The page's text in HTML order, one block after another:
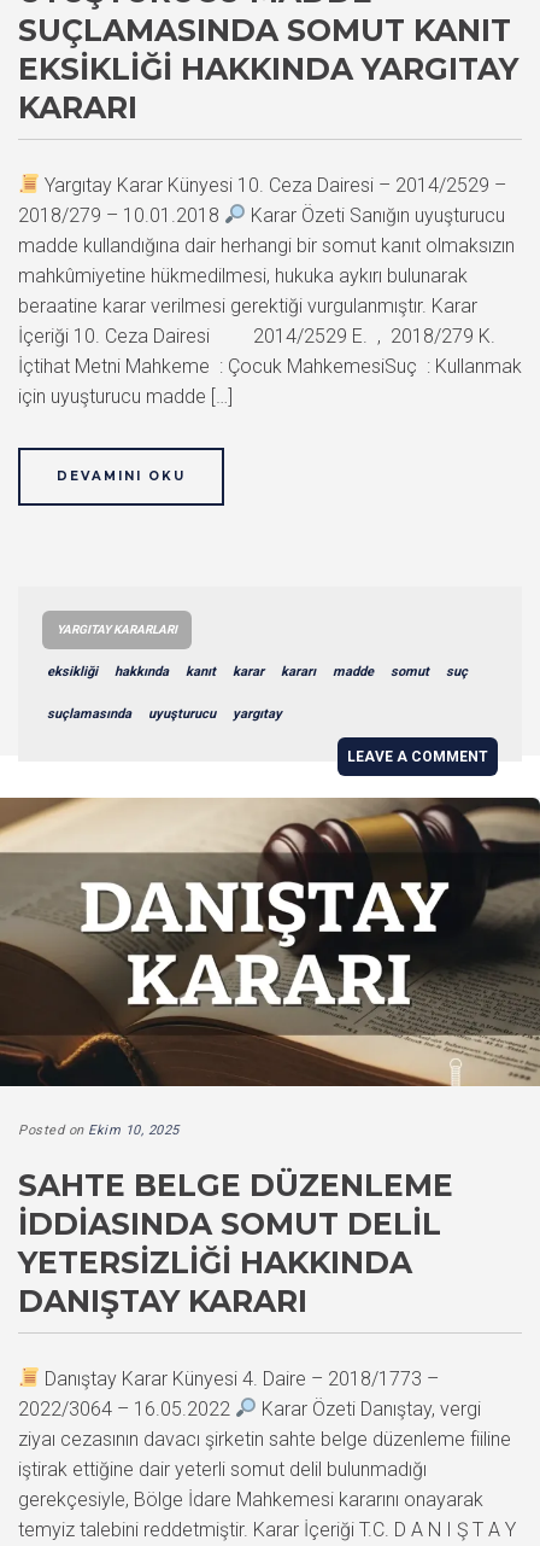
SUÇLAMASINDA SOMUT KANIT
EKSIKLIĞI HAKKINDA YARGITAY
KARARI
Yargıtay Karar Künyesi 10. Ceza Dairesi – 2014/2529 –
2018/279 – 10.01.2018
Karar Özeti Sanığın uyuşturucu
madde kullandığına dair herhangi bir somut kanıt olmaksızın
mahkûmiyetine hükmedilmesi, hukuka aykırı bulunarak
beraatine karar verilmesi gerektiği vurgulanmıştır. Karar
İçeriği 10. Ceza Dairesi 2014/2529 E. , 2018/279 K.
İçtihat Metni Mahkeme : Çocuk MahkemesiSuç : Kullanmak
için uyuşturucu madde […]
DEVAMINI OKU
YARGITAY KARARLARI
eksikliği hakkında kanıt karar kararı madde somut suç
suçlamasında uyuşturucu yargıtay
LEAVE A COMMENT
Posted on Ekim 10, 2025
SAHTE BELGE DÜZENLEME
İDDIASINDA SOMUT DELIL
YETERSIZLIĞI HAKKINDA
DANIŞTAY KARARI
Danıştay Karar Künyesi 4. Daire – 2018/1773 –
2022/3064 – 16.05.2022
Karar Özeti Danıştay, vergi
ziyaı cezasının davacı şirketin sahte belge düzenleme fiiline
iştirak ettiğine dair yeterli somut delil bulunmadığı
gerekçesiyle, Bölge İdare Mahkemesi kararını onayarak
temyiz talebini reddetmiştir. Karar İçeriği T.C. D A N I Ş T A Y